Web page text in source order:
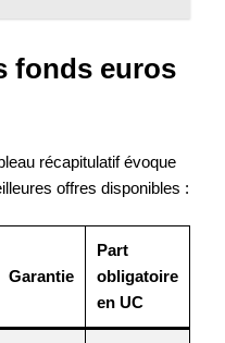
fonds euros
récapitulatif évoque
offres disponibles :
Garantie
Part
obligatoire
en UC